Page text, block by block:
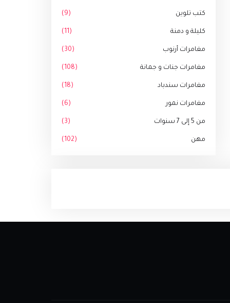
كتب تلوين (9)
كليلة و دمنة (11)
مغامرات أرنوب (30)
مغامرات جنات و جمانة (108)
مغامرات سندباد (18)
مغامرات نمور (6)
من 5 إلى 7 سنوات (3)
مهن (102)